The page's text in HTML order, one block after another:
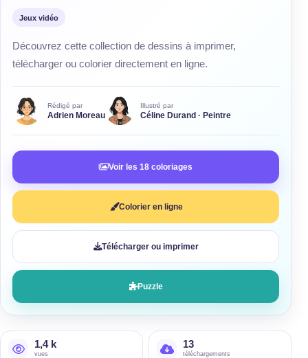
Jeux vidéo
Découvrez cette collection de dessins à imprimer,
télécharger ou colorier directement en ligne.
Rédigé par
Adrien Moreau
Illustré par
Céline Durand · Peintre
Voir les 18 coloriages
Colorier en ligne
Télécharger ou imprimer
Puzzle
1,4 k
vues
13
téléchargements